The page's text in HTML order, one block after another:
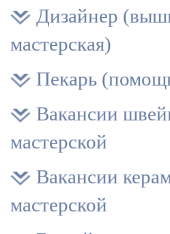
Дизайнер
мастерская)
Пекарь
Вакансии
мастерской
Вакансии
мастерской